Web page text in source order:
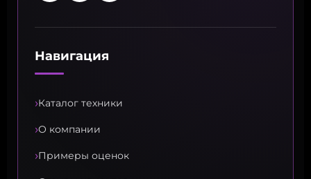
Навигация
›Каталог техники
›О компании
›Примеры оценок